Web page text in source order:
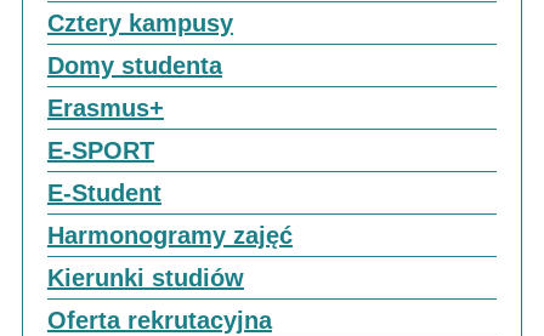
Cztery kampusy
Domy studenta
Erasmus+
E-SPORT
E-Student
Harmonogramy zajęć
Kierunki studiów
Oferta rekrutacyjna